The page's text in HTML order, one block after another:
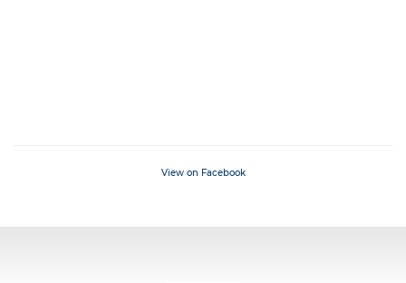
View on Facebook